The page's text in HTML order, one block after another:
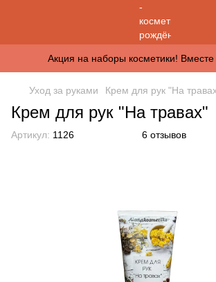
Акция на наборы косметики! Вместе
Уход за руками Крем для рук "На
Крем для рук "На травах"
Артикул: 1126 6 отзывов